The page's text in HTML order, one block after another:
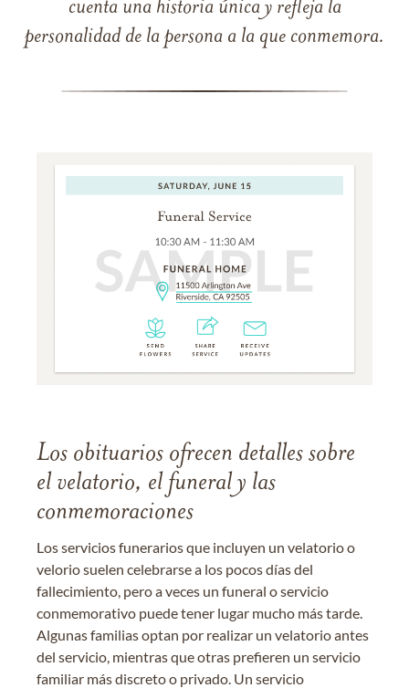
cuenta una historia única y refleja la
personalidad de la persona a la que conmemora.
Los obituarios ofrecen detalles sobre
el velatorio, el funeral y las
conmemoraciones
Los servicios funerarios que incluyen un velatorio o
velorio suelen celebrarse a los pocos días del
fallecimiento, pero a veces un funeral o servicio
conmemorativo puede tener lugar mucho más tarde.
Algunas familias optan por realizar un velatorio antes
del servicio, mientras que otras prefieren un servicio
familiar más discreto o privado. Un servicio